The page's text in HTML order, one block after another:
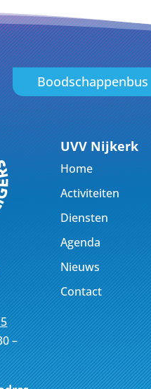
Boodschappenbus
–
UVV Nijkerk
Home
Activiteiten
Diensten
Agenda
Nieuws
Contact